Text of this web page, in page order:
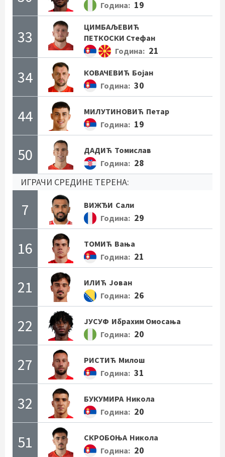
Година: 19
33
ЦИМБАЉЕВИЋ
ПЕТКОСКИ Стефан
Година: 21
34 КОВАЧЕВИЋ Бојан
Година: 30
44 МИЛУТИНОВИЋ Петар
Година: 19
50 ДАДИЋ Томислав
Година: 28
ИГРАЧИ СРЕДИНЕ ТЕРЕНА:
7 ВИЖЂИ Сали
Година: 29
16 ТОМИЋ Вања
Година: 21
21 ИЛИЋ Јован
Година: 26
22 ЈУСУФ Ибрахим Омосања
Година: 20
27 РИСТИЋ Милош
Година: 31
32 БУКУМИРА Никола
Година: 20
51 СКРОБОЊА Никола
Година: 20